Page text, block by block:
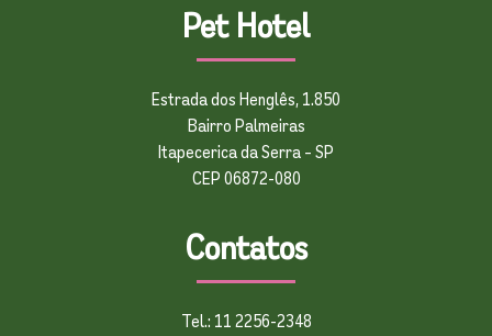
Pet Hotel
Estrada dos Henglês, 1.850
Bairro Palmeiras
Itapecerica da Serra – SP
CEP 06872-080
Contatos
Tel.: 11 2256-2348